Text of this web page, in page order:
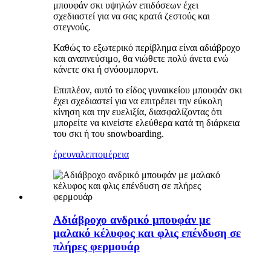
μπουφάν σκι υψηλών επιδόσεων έχει
σχεδιαστεί για να σας κρατά ζεστούς και
στεγνούς.
Καθώς το εξωτερικό περίβλημα είναι αδιάβροχο
και αναπνεύσιμο, θα νιώθετε πολύ άνετα ενώ
κάνετε σκι ή σνόουμπορντ.
Επιπλέον, αυτό το είδος γυναικείου μπουφάν σκι
έχει σχεδιαστεί για να επιτρέπει την εύκολη
κίνηση και την ευελιξία, διασφαλίζοντας ότι
μπορείτε να κινείστε ελεύθερα κατά τη διάρκεια
του σκι ή του snowboarding.
έρευναλεπτομέρεια
Αδιάβροχο ανδρικό μπουφάν με
μαλακό κέλυφος και φλις επένδυση σε
πλήρες φερμουάρ